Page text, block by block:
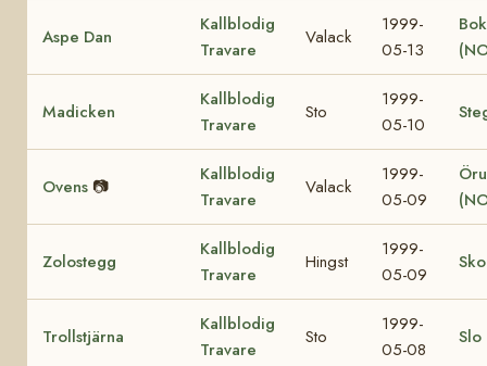
Aspe Dan
Kallblodig
Travare
Valack
1999-
05-13
Madicken
Kallblodig
Travare
Sto
1999-
05-10
Ovens 📷
Kallblodig
Travare
Valack
1999-
05-09
Zolostegg
Kallblodig
Travare
Hingst
1999-
05-09
Trollstjärna
Kallblodig
Travare
Sto
1999-
05-08
Slo